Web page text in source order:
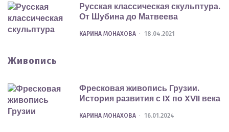
Русская классическая скульптура.
От Шубина до Матвеева
POSTED
КАРИНА МОНАХОВА 18.04.2021
Живопись
Фресковая живопись Грузии.
История развития с IX по XVII века
POSTED
КАРИНА МОНАХОВА 16.01.2024